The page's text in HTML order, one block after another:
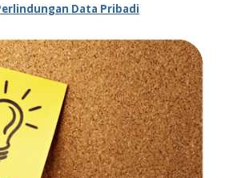
Data Pribadi